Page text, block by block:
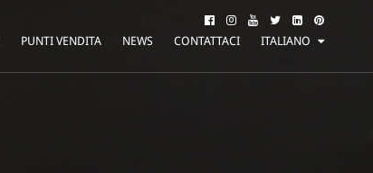
PUNTI VENDITA NEWS CONTATTACI
ITALIANO